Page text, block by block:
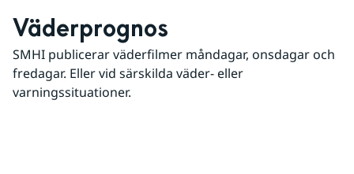
Väderprognos
SMHI publicerar väderfilmer måndagar, onsdagar och
fredagar. Eller vid särskilda väder- eller
varningssituationer.